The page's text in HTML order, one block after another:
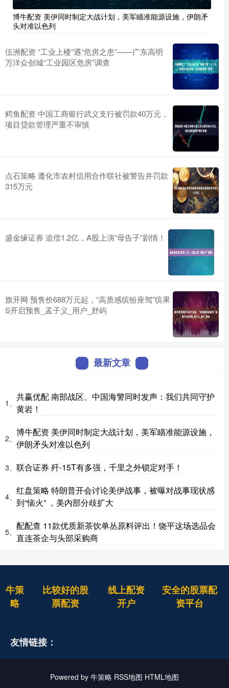
博牛配资 美伊同时制定大战计划，美军瞄准能源设施，伊朗矛
头对准以色列
伍洲配资 ​“工业上楼”遇“危房之患”——广东高明
万洋众创城“工业园区危房”调查
鳄鱼配资 中国工商银行武义支行被罚款40万元，
项目贷款管理严重不审慎
点石策略 遵化市农村信用合作联社被警告并罚款
315万元
盛金缘证券 追偿1.2亿，A股上演“母告子”剧情！
旗开网 预售价688万元起，“高质感缤纷座驾”缤果
S开启预售_孟子义_用户_舒屿
最新文章
1、
共赢优配 南部战区、中国海警同时发声：我们共同守护
黄岩！
2、
博牛配资 美伊同时制定大战计划，美军瞄准能源设施，
伊朗矛头对准以色列
3、 联合证券 歼-15T有多强，千里之外锁定对手！
4、
红盘策略 特朗普开会讨论美伊战事，被曝对战事现状感
到“恼火” ，美内部分歧扩大
5、
配配查 11款优质新茶饮单丛原料评出！饶平这场选品会
直连茶企与头部采购商
牛策
略
比较好的股
票配资
线上配资
开户
安全的股票配
资平台
友情链接：
Powered by 牛策略 RSS地图 HTML地图